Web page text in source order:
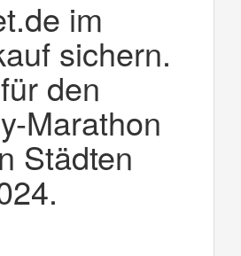
im
sichern.
den
Marathon
Städten